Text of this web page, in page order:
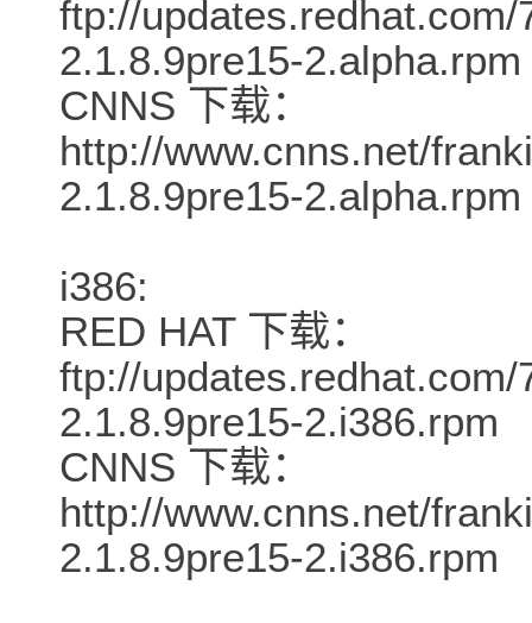
ftp://
2.1.8.9pre15-2.alpha.rpm
CNNS 下载：
http://www.cnns.net/
2.1.8.9pre15-2.alpha.rpm
i386:
RED HAT 下载：
ftp://
2.1.8.9pre15-2.i386.rpm
CNNS 下载：
http://www.cnns.net/
2.1.8.9pre15-2.i386.rpm